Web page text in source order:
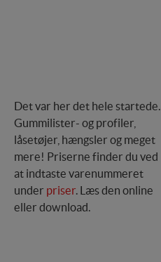
Det var her det hele startede.
Gummilister- og profiler,
låsetøjer, hængsler og meget
mere! Priserne finder du ved
at indtaste varenummeret
under priser. Læs den online
eller download.